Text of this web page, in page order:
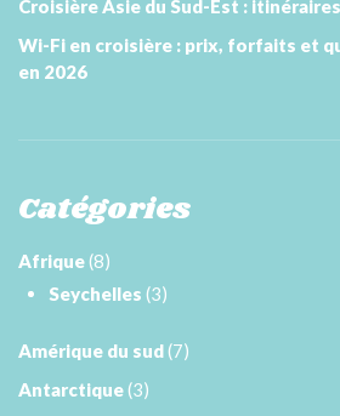
Croisière Asie du Sud-Est :
Wi-Fi en croisière : prix, forfaits et
en 2026
Catégories
Afrique(8)
Seychelles (3)
Amérique du sud(7)
Antarctique(3)